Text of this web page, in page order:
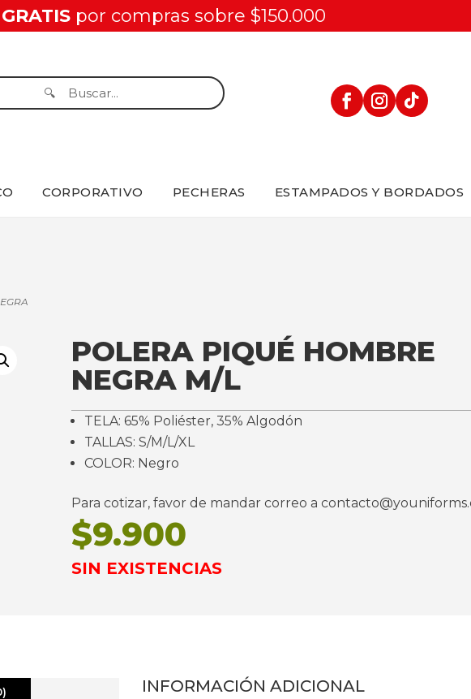
por compras sobre $150.000
CORPORATIVO PECHERAS ESTAMPADOS Y BORDADOS
POLERA PIQUÉ HOMBRE
NEGRA M/L
TELA: 65% Poliéster, 35% Algodón
TALLAS: S/M/L/XL
COLOR: Negro
Para cotizar, favor de mandar correo a
$9.900
SIN EXISTENCIAS
INFORMACIÓN ADICIONAL